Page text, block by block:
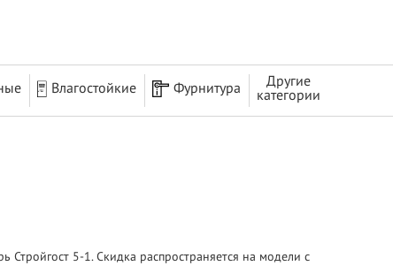
Влагостойкие Фурнитура
Другие
категории
5-1. Скидка распространяется на модели с